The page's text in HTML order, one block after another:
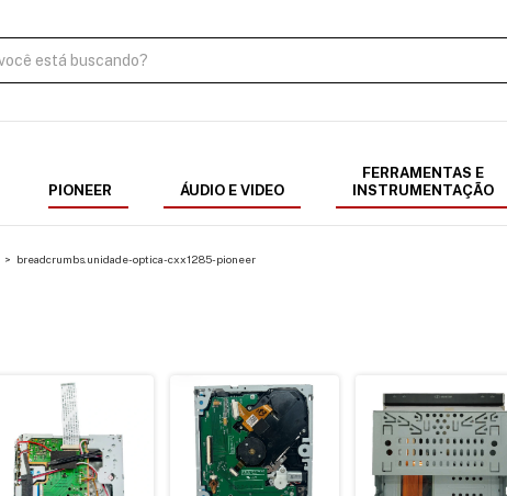
PIONEER
ÁUDIO E VIDEO
FERRAMENTAS E
INSTRUMENTAÇÃO
> breadcrumbs.unidade-optica-cxx1285-pioneer